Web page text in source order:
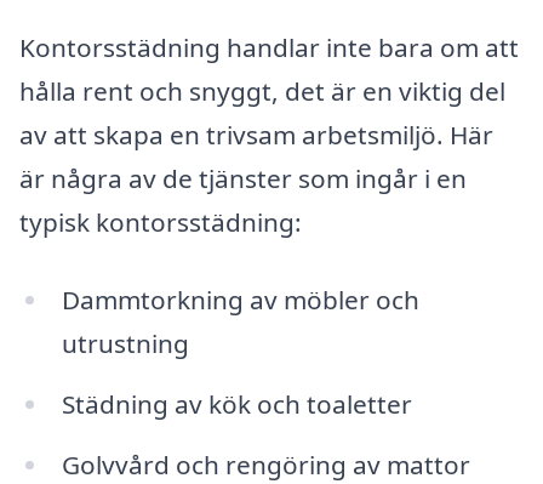
Kontorsstädning handlar inte bara om att
hålla rent och snyggt, det är en viktig del
av att skapa en trivsam arbetsmiljö. Här
är några av de tjänster som ingår i en
typisk kontorsstädning:
Dammtorkning av möbler och
utrustning
Städning av kök och toaletter
Golvvård och rengöring av mattor